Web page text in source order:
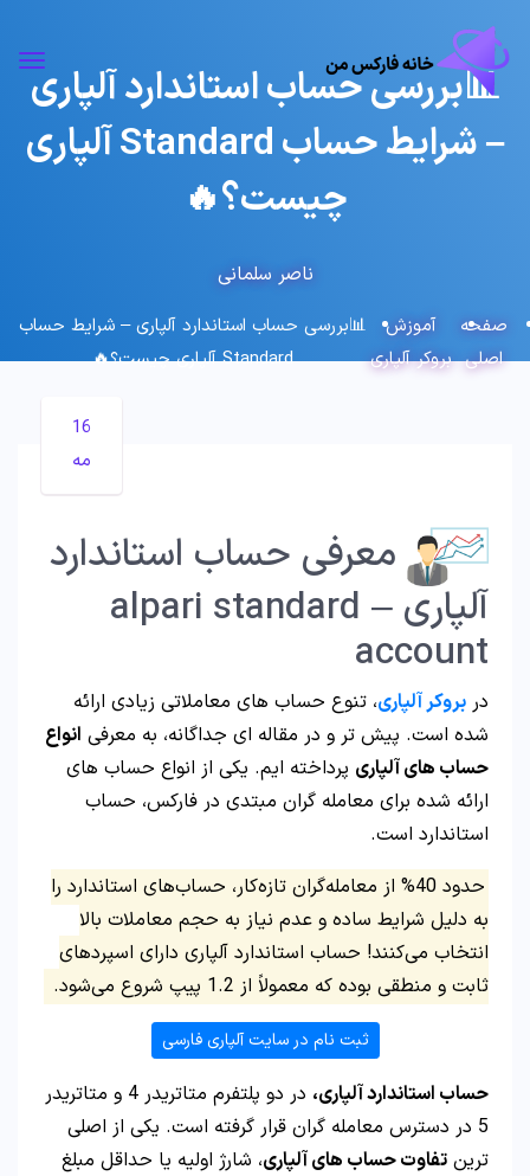
📊بررسی حساب استاندارد آلپاری
– شرایط حساب Standard آلپاری
چیست؟🔥
ناصر سلمانی
صفحه
اصلی
آموزش
بروکر آلپاری
📊بررسی حساب استاندارد آلپاری – شرایط حساب
Standard آلپاری چیست؟🔥
16
مه
معرفی حساب استاندارد
آلپاری – alpari standard
account
در بروکر آلپاری، تنوع حساب های معاملاتی زیادی ارائه
شده است. پیش تر و در مقاله ای جداگانه، به معرفی انواع
حساب های آلپاری پرداخته ایم. یکی از انواع حساب های
ارائه شده برای معامله گران مبتدی در فارکس، حساب
استاندارد است.
حدود 40% از معامله‌گران تازه‌کار، حساب‌های استاندارد را
به دلیل شرایط ساده و عدم نیاز به حجم معاملات بالا
انتخاب می‌کنند! حساب استاندارد آلپاری دارای اسپردهای
ثابت و منطقی بوده که معمولاً از 1.2 پیپ شروع می‌شود.
ثبت نام در سایت آلپاری فارسی
حساب استاندارد آلپاری،
در دو پلتفرم متاتریدر 4 و متاتریدر
5 در دسترس معامله گران قرار گرفته است. یکی از اصلی
ترین تفاوت حساب های آلپاری، شارژ اولیه یا حداقل مبلغ